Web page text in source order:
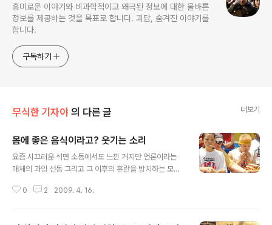
흥미로운 이야기와 비과학적이고 왜곡된 정보에 대한 올바른
정보를 제공하는 것을 목표로 합니다. 괴담, 숨겨진 이야기를
합니다.
구독하기
무식한 기자야 의 다른 글 더보기
몸에 좋은 음식이라고? 웃기는 소리
요즘 시끄러운 석면 소동에서도 느낀 거지만 언론이라는
매체의 과잉 선동 그리고 그 이후의 혼란을 방치하는 모습
자신도 어쩔 수 없이 언론의 장난에 놀아 날 때가 종종 있습
0 2 2009. 4. 16.